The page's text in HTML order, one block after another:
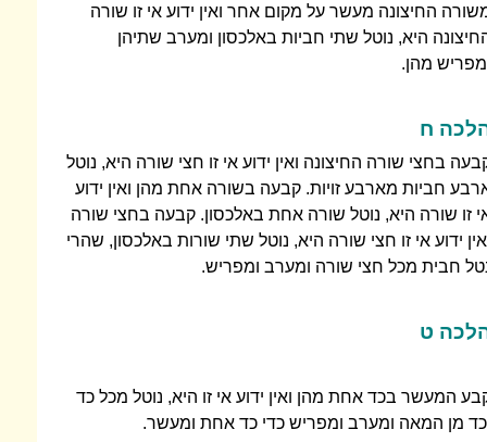
החיצונה מעשר על מקום אחר ואין ידוע אי זו שורה
היא, נוטל שתי חביות באלכסון ומערב שתיהן
מהן.
ח
בחצי שורה החיצונה ואין ידוע אי זו חצי שורה היא, נוטל
חביות מארבע זויות. קבעה בשורה אחת מהן ואין ידוע
זו שורה היא, נוטל שורה אחת באלכסון. קבעה בחצי שורה
ידוע אי זו חצי שורה היא, נוטל שתי שורות באלכסון, שהרי
חבית מכל חצי שורה ומערב ומפריש.
ט
המעשר בכד אחת מהן ואין ידוע אי זו היא, נוטל מכל כד
מן המאה ומערב ומפריש כדי כד אחת ומעשר.